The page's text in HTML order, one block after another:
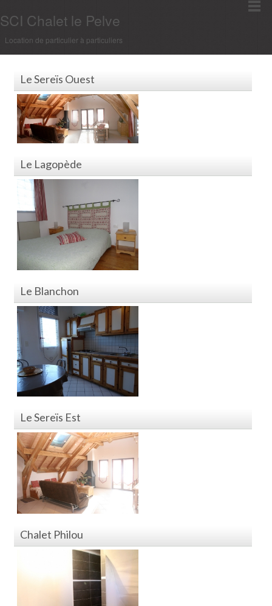
SCI Chalet le Pelve
Location de particulier à particuliers
Le Sereïs Ouest
Le Lagopède
Le Blanchon
Le Sereïs Est
Chalet Philou